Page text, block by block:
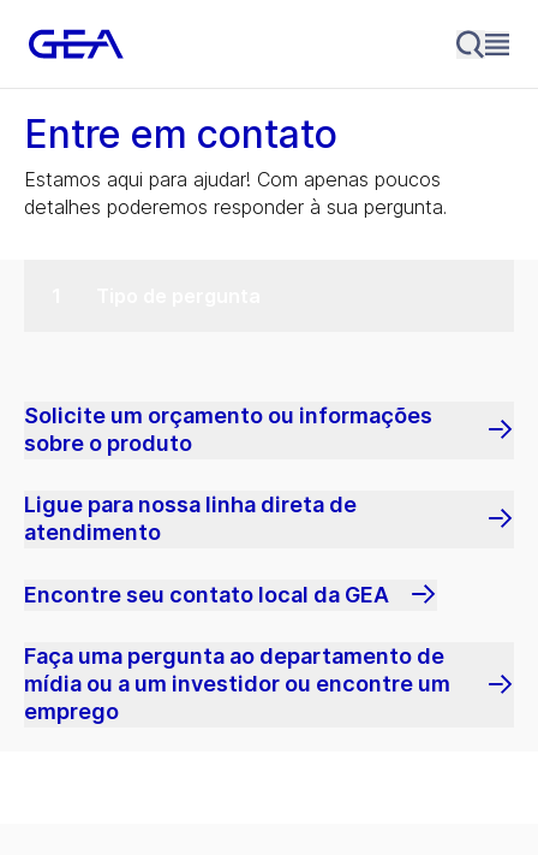
Entre em contato
Estamos aqui para ajudar! Com apenas poucos
detalhes poderemos responder à sua pergunta.
Solicite um orçamento ou informações
sobre o produto
Ligue para nossa linha direta de
atendimento
Encontre seu contato local da GEA
Faça uma pergunta ao departamento de
mídia ou a um investidor ou encontre um
emprego